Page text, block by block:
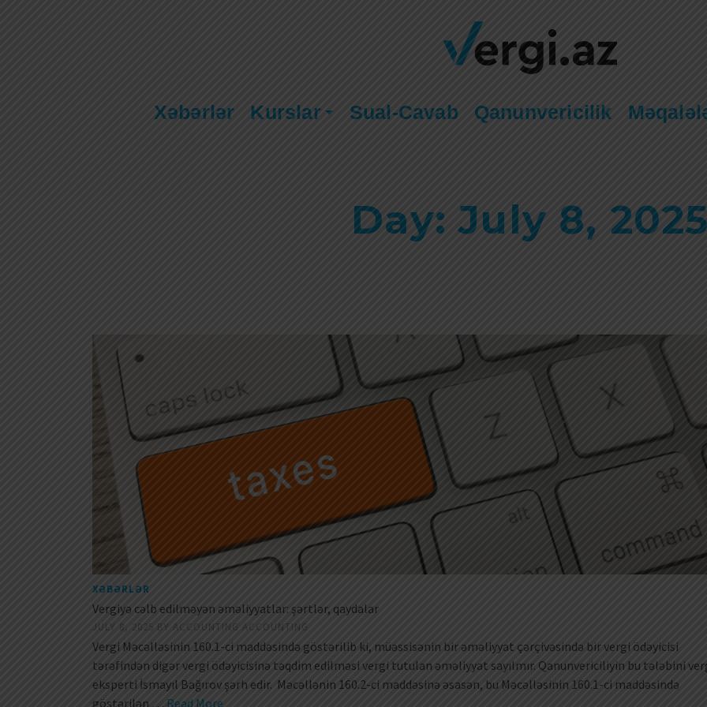
Xəbərlər Kurslar Sual-Cavab Qanunvericilik
Day: July 8,
XƏBƏRLƏR
Vergiyə cəlb edilməyən əməliyyatlar: şərtlər, qaydalar
JULY 8, 2025 BY ACCOUNTING ACCOUNTING
Vergi Məcəlləsinin 160.1-ci maddəsində göstərilib ki, müəssisənin bir əməliyyat çərçivəsində bir vergi ödəyicisi
tərəfindən digər vergi ödəyicisinə təqdim edilməsi vergi tutulan əməliyyat sayılmır. Qanunvericiliyin bu tələbini
eksperti İsmayıl Bağırov şərh edir. Məcəllənin 160.2-ci maddəsinə əsasən, bu Məcəlləsinin 160.1-ci maddəsində
göstərilən … Read More